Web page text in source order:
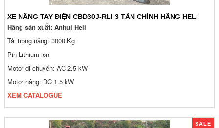
XE NÂNG TAY ĐIỆN CBD30J-RLI 3 TẤN CHÍNH HÃNG HELI
Hãng sản xuất: Anhui Heli
Tải trọng nâng: 3000 Kg
Pin Lithium-ion
Motor di chuyển: AC 2.5 kW
Motor nâng: DC 1.5 kW
XEM CATALOGUE
SALE